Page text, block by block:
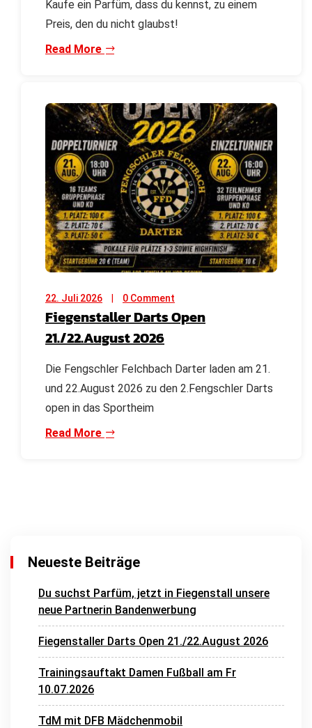
Kaufe ein Parfüm, dass du kennst, zu einem
Preis, den du nicht glaubst!
Read More
22. Juli 2026 0 Comment
Fiegenstaller Darts Open
21./22.August 2026
Die Fengschler Felchbach Darter laden am 21.
und 22.August 2026 zu den 2.Fengschler Darts
open in das Sportheim
Read More
Neueste Beiträge
Du suchst Parfüm, jetzt in Fiegenstall unsere
neue Partnerin Bandenwerbung
Fiegenstaller Darts Open 21./22.August 2026
Trainingsauftakt Damen Fußball am Fr
10.07.2026
TdM mit DFB Mädchenmobil